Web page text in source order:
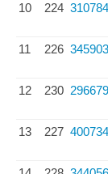
10 224
11 226
12 230
13 227